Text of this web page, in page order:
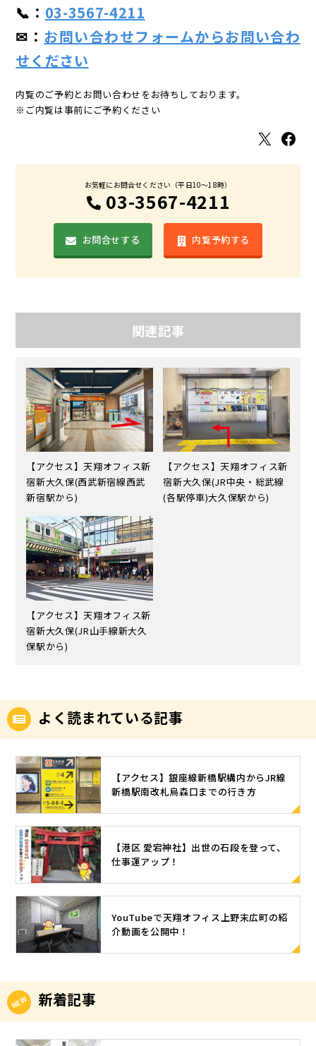
📞： 03-3567-4211
✉： お問い合わせフォームからお問い合わ
せください
内覧のご予約とお問い合わせをお待ちしております。
※ご内覧は事前にご予約ください
X Facebook
お気軽にお問合せください（平日10〜18時）
03-3567-4211
お問合せする 内覧予約する
関連記事
【アクセス】天翔オフィス新
宿新大久保(西武新宿線西武
新宿駅から)
【アクセス】天翔オフィス新
宿新大久保(JR中央・総武線
(各駅停車)大久保駅から)
【アクセス】天翔オフィス新
宿新大久保(JR山手線新大久
保駅から)
よく読まれている記事
【アクセス】銀座線新橋駅構内からJR線
新橋駅南改札烏森口までの行き方
【港区 愛宕神社】出世の石段を登って、
仕事運アップ！
YouTubeで天翔オフィス上野末広町の紹
介動画を公開中！
新着記事